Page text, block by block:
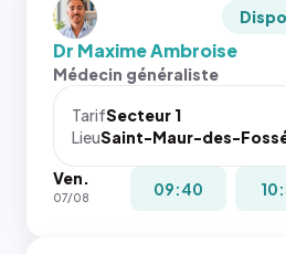
Dr Maxime Ambroise
Médecin généraliste
TarifSecteur 1
LieuSaint-Maur-des-
Ven.
07/08 09:40